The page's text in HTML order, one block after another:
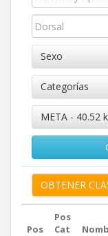
Sexo
Categorías
META - 40.52
Pos
Pos
Cat